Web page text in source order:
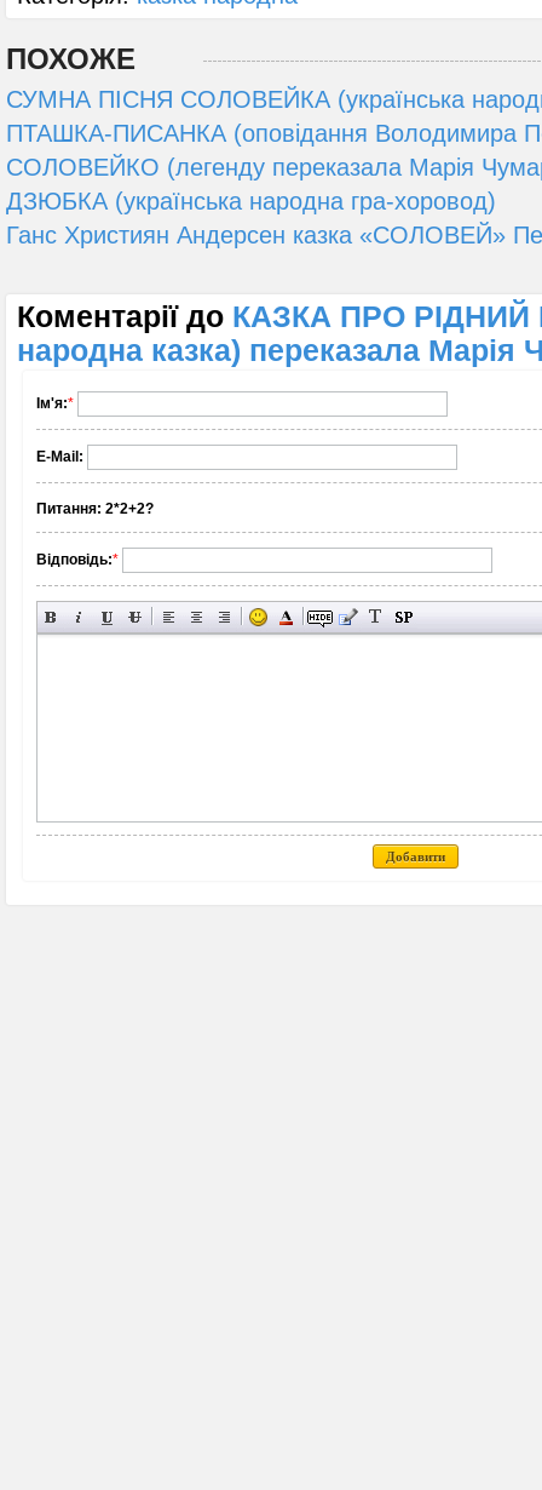
ПОХОЖЕ
СУМНА ПІСНЯ СОЛОВЕЙКА (українська
ПТАШКА-ПИСАНКА (оповідання Володимира
СОЛОВЕЙКО (легенду переказала Марія
ДЗЮБКА (українська народна гра-хоровод)
Ганс Християн Андерсен казка «СОЛОВЕЙ»
Коментарії до КАЗКА ПРО РІДНИЙ
народна казка) переказала Марія
Ім'я:*
E-Mail:
Питання: 2*2+2?
Відповідь:*
Добавити